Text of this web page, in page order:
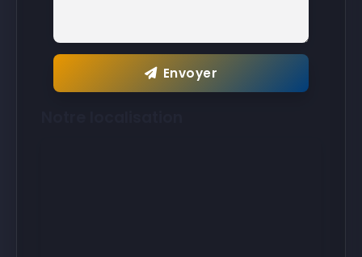
Envoyer